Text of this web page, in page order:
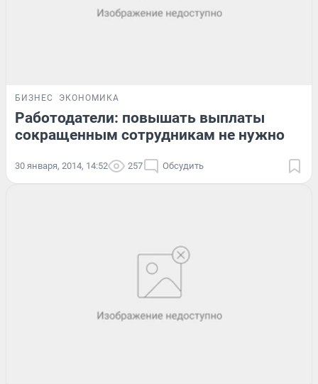
БИЗНЕС ЭКОНОМИКА
Работодатели: повышать выплаты
сокращенным сотрудникам не нужно
30 января, 2014, 14:52 257 Обсудить